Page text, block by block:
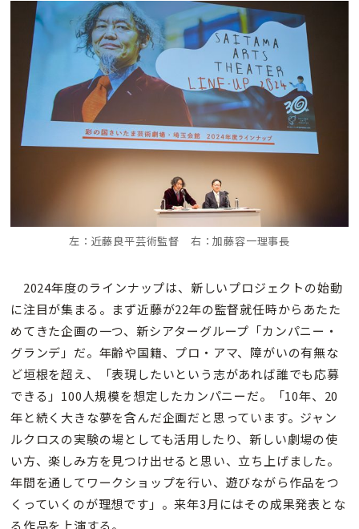
左：近藤良平芸術監督 右：加藤容一理事長
2024年度のラインナップは、新しいプロジェクトの始動
に注目が集まる。まず近藤が22年の監督就任時からあたた
めてきた企画の一つ、新シアターグループ「カンパニー・
グランデ」だ。年齢や国籍、プロ・アマ、障がいの有無な
ど垣根を超え、「表現したいという志があれば誰でも応募
できる」100人規模を想定したカンパニーだ。「10年、20
年と続く大きな夢を含んだ企画だと思っています。ジャン
ルクロスの実験の場としても活用したり、新しい劇場の使
い方、楽しみ方を見つけ出せると思い、立ち上げました。
年間を通してワークショップを行い、遊びながら作品をつ
くっていくのが理想です」。来年3月にはその成果発表とな